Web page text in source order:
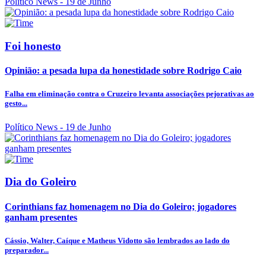
Foi honesto
Opinião: a pesada lupa da honestidade sobre Rodrigo Caio
Falha em eliminação contra o Cruzeiro levanta associações pejorativas ao
gesto...
Político News - 19 de Junho
Dia do Goleiro
Corinthians faz homenagem no Dia do Goleiro; jogadores
ganham presentes
Cássio, Walter, Caíque e Matheus Vidotto são lembrados ao lado do
preparador...